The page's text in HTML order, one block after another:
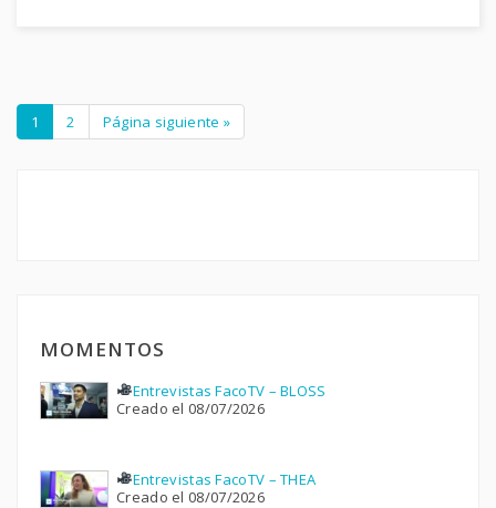
1 2 Página siguiente »
MOMENTOS
Entrevistas FacoTV – BLOSS
Creado el 08/07/2026
Entrevistas FacoTV – THEA
Creado el 08/07/2026